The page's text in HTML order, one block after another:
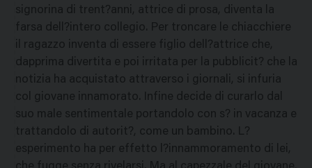
signorina di trent?anni, attrice di prosa, diventa la
farsa dell?intero collegio. Per troncare le chiacchiere
il ragazzo inventa di essere figlio dell?attrice che,
dapprima divertita e poi irritata per la pubblicit? che la
notizia ha acquistato attraverso i giornali, si infuria
col giovane innamorato. Infine decide di curarlo dal
suo male sentimentale portandolo con s? in vacanza e
trattandolo di autorit?, come un bambino. L?
esperimento ha per effetto l?innammoramento di lei,